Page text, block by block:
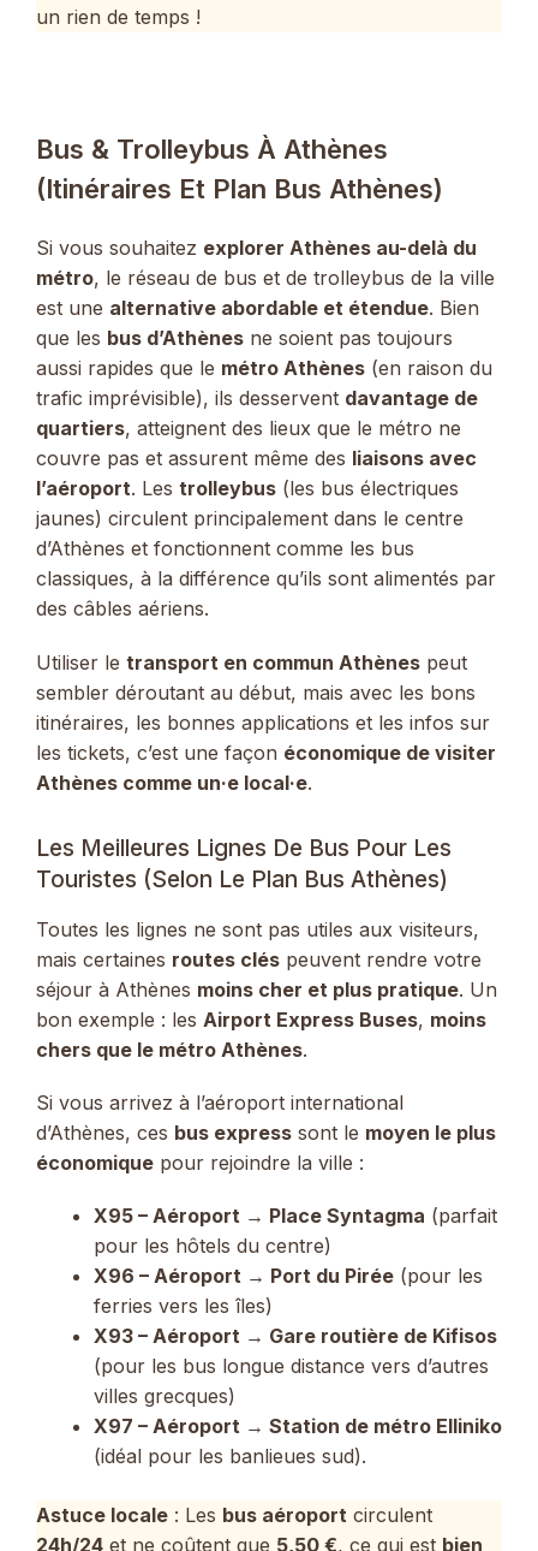
un rien de temps !
Bus & Trolleybus À Athènes
(Itinéraires Et Plan Bus Athènes)
Si vous souhaitez explorer Athènes au-delà du
métro, le réseau de bus et de trolleybus de la ville
est une alternative abordable et étendue. Bien
que les bus d’Athènes ne soient pas toujours
aussi rapides que le métro Athènes (en raison du
trafic imprévisible), ils desservent davantage de
quartiers, atteignent des lieux que le métro ne
couvre pas et assurent même des liaisons avec
l’aéroport. Les trolleybus (les bus électriques
jaunes) circulent principalement dans le centre
d’Athènes et fonctionnent comme les bus
classiques, à la différence qu’ils sont alimentés par
des câbles aériens.
Utiliser le transport en commun Athènes peut
sembler déroutant au début, mais avec les bons
itinéraires, les bonnes applications et les infos sur
les tickets, c’est une façon économique de visiter
Athènes comme un·e local·e.
Les Meilleures Lignes De Bus Pour Les
Touristes (selon Le Plan Bus Athènes)
Toutes les lignes ne sont pas utiles aux visiteurs,
mais certaines routes clés peuvent rendre votre
séjour à Athènes moins cher et plus pratique. Un
bon exemple : les Airport Express Buses, moins
chers que le métro Athènes.
Si vous arrivez à l’aéroport international
d’Athènes, ces bus express sont le moyen le plus
économique pour rejoindre la ville :
X95 – Aéroport → Place Syntagma (parfait
pour les hôtels du centre)
X96 – Aéroport → Port du Pirée (pour les
ferries vers les îles)
X93 – Aéroport → Gare routière de Kifisos
(pour les bus longue distance vers d’autres
villes grecques)
X97 – Aéroport → Station de métro Elliniko
(idéal pour les banlieues sud).
Astuce locale : Les bus aéroport circulent
24h/24 et ne coûtent que 5,50 €, ce qui est bien